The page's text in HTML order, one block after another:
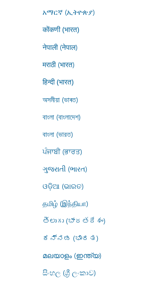
አማርኛ (ኢትዮጵያ)
कोंकणी (भारत)
नेपाली (नेपाल)
मराठी (भारत)
हिन्दी (भारत)
অসমীয়া (ভাৰত)
বাংলা (বাংলাদেশ)
বাংলা (ভারত)
ਪੰਜਾਬੀ (ਭਾਰਤ)
ગુજરાતી (ભારત)
ଓଡ଼ିଆ (ଭାରତ)
தமிழ் (இந்தியா)
తెలుగు (భారతదేశం)
ಕನ್ನಡ (ಭಾರತ)
മലയാളം (ഇന്ത്യ)
සිංහල (ශ්‍රී ලංකාව)